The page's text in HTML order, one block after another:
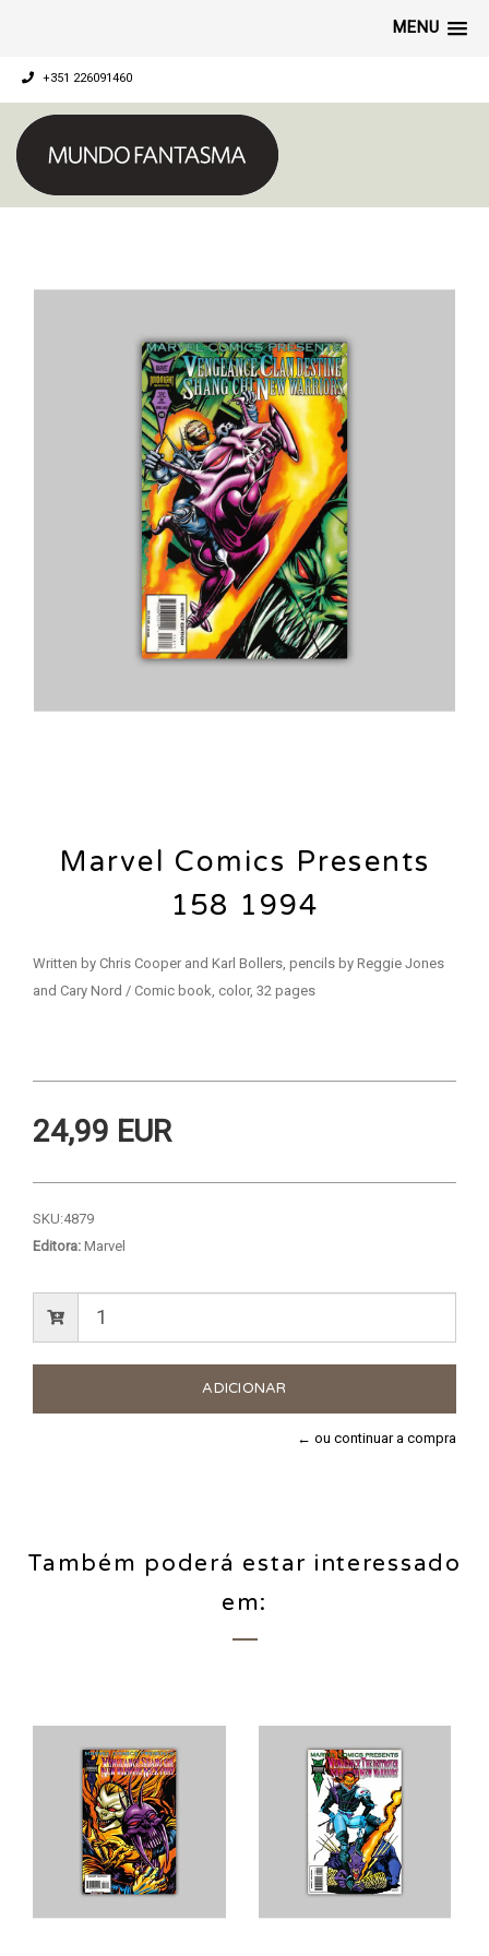
MENU
+351 226091460
Marvel Comics Presents
158 1994
Written by Chris Cooper and Karl Bollers, pencils by Reggie Jones
and Cary Nord / Comic book, color, 32 pages
24,99 EUR
SKU:4879
Editora: Marvel
← ou continuar a compra
Também poderá estar interessado
em: